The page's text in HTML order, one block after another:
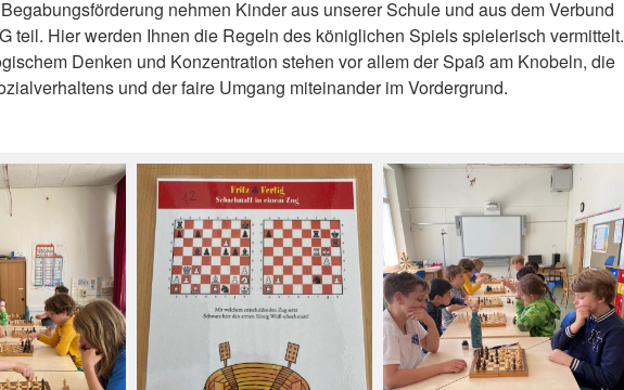
nehmen Kinder aus unserer Schule und aus dem Verbund
teil. Hier werden Ihnen die Regeln des königlichen Spiels spielerisch vermittelt.
Denken und Konzentration stehen vor allem der Spaß am Knobeln, die
und der faire Umgang miteinander im Vordergrund.